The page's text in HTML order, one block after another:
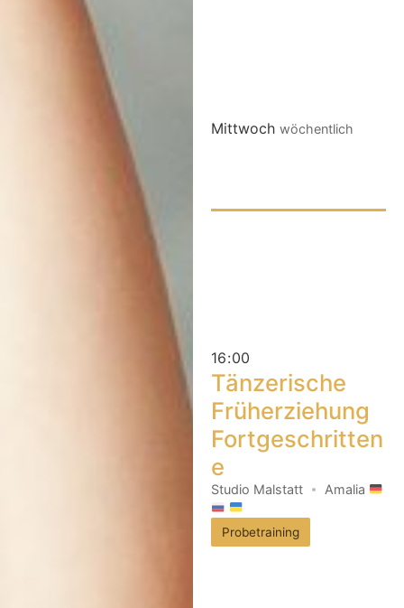
Mittwoch wöchentlich
16:00
Tänzerische
Früherziehung
Fortgeschritten
e
Studio Malstatt Amalia
Probetraining